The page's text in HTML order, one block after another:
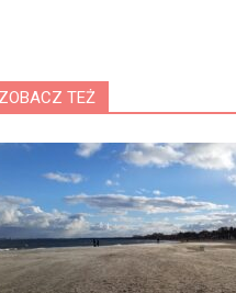
ZOBACZ TEŻ